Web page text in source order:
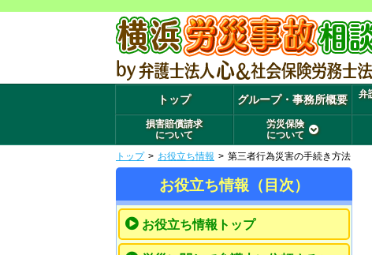
トップ グループ・事務所概要
弁
損害賠償請求
について
労災保険
について
トップ > お役立ち情報 > 第三者行為災害の手続き方法
お役立ち情報（目次）
お役立ち情報トップ